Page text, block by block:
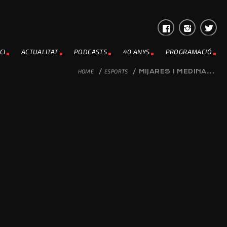
ACTUALITAT PODCASTS 40 ANYS PROGRAMACIÓ
HOME / ESPORTS / MIJARES I MEDINA...